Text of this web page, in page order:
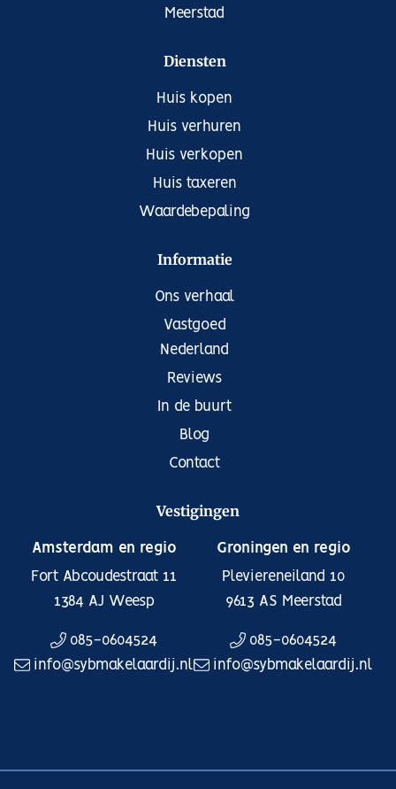
Meerstad
Diensten
Huis kopen
Huis verhuren
Huis verkopen
Huis taxeren
Waardebepaling
Informatie
Ons verhaal
Vastgoed
Nederland
Reviews
In de buurt
Blog
Contact
Vestigingen
Amsterdam en regio
Fort Abcoudestraat 11
1384 AJ Weesp
085-0604524
info@sybmakelaardij.nl
Groningen en regio
Pleviereneiland 10
9613 AS Meerstad
085-0604524
info@sybmakelaardij.nl